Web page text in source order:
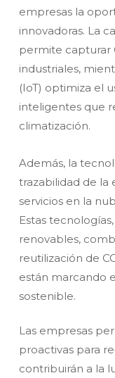
empresas la
innovadoras. La
permite capturar
industriales,
(IoT) optimiza el
inteligentes que
climatización.
Además, la
trazabilidad de la
servicios en la
Estas
renovables,
reutilización de
están marcando
sostenible.
Las empresas
proactivas para
contribuirán a la